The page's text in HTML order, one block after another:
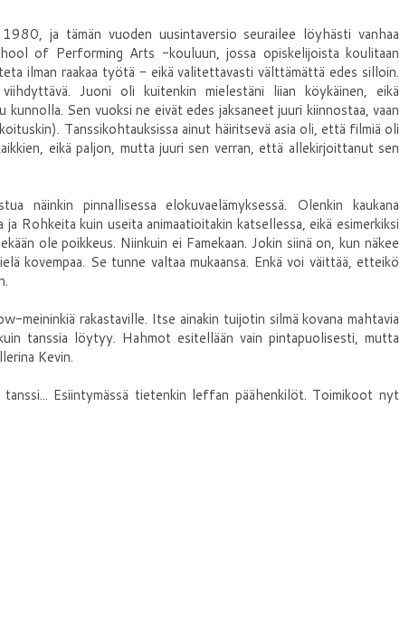
ja tämän vuoden uusintaversio seurailee löyhästi vanhaa
of Performing Arts -kouluun, jossa opiskelijoista koulitaan
ilman raakaa työtä - eikä valitettavasti välttämättä edes silloin.
Juoni oli kuitenkin mielestäni liian köykäinen, eikä
Sen vuoksi ne eivät edes jaksaneet juuri kiinnostaa, vaan
Tanssikohtauksissa ainut häiritsevä asia oli, että filmiä oli
eikä paljon, mutta juuri sen verran, että allekirjoittanut sen
näinkin pinnallisessa elokuvaelämyksessä. Olenkin kaukana
Rohkeita kuin useita animaatioitakin katsellessa, eikä esimerkiksi
ole poikkeus. Niinkuin ei Famekaan. Jokin siinä on, kun näkee
kovempaa. Se tunne valtaa mukaansa. Enkä voi väittää, etteikö
meininkiä rakastaville. Itse ainakin tuijotin silmä kovana mahtavia
tanssia löytyy. Hahmot esitellään vain pintapuolisesti, mutta
Kevin.
Esiintymässä tietenkin leffan päähenkilöt. Toimikoot nyt